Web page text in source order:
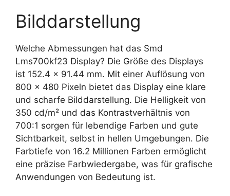
Bilddarstellung
Welche Abmessungen hat das Smd
Lms700kf23 Display? Die Größe des Displays
ist 152.4 x 91.44 mm. Mit einer Auflösung von
800 x 480 Pixeln bietet das Display eine klare
und scharfe Bilddarstellung. Die Helligkeit von
350 cd/m² und das Kontrastverhältnis von
700:1 sorgen für lebendige Farben und gute
Sichtbarkeit, selbst in hellen Umgebungen. Die
Farbtiefe von 16.2 Millionen Farben ermöglicht
eine präzise Farbwiedergabe, was für grafische
Anwendungen von Bedeutung ist.